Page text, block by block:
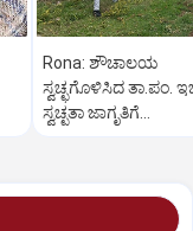
Rona: ಶೌಚಾಲಯ
ಸ್ವಚ್ಛಗೊಳಿಸಿದ ತಾ.ಪಂ.
ಸ್ವಚ್ಛತಾ ಜಾಗೃತಿಗೆ